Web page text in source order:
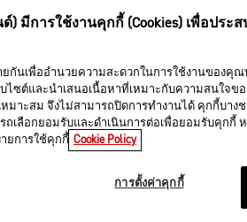
) มีการใช้งานคุกกี้ (Cookies) เพื่อประ
กันเพื่ออำนวยความสะดวกในการใช้งานของคุณ
ไซต์และนำเสนอเนื้อหาที่เหมาะกับความสนใจ
หมาะสม จึงไม่สามารถปิดการทำงานได้ คุกกี้บาง
เลือกยอมรับและดำเนินการต่อเพื่อยอมรับคุกกี้
ยการใช้คุกกี้ Cookie Policy
การตั้งค่าคุกกี้